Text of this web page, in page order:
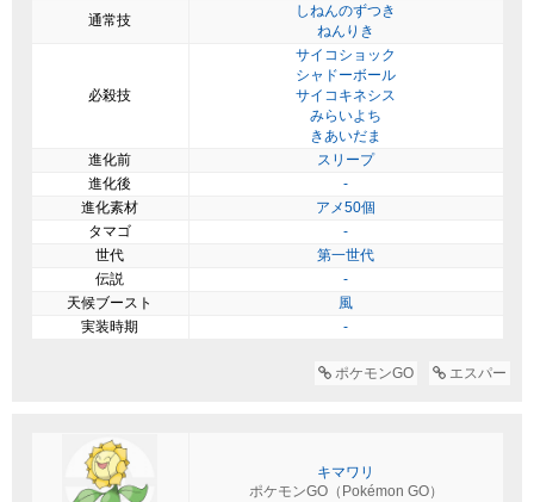
通常技
しねんのずつき
ねんりき
必殺技
サイコショック
シャドーボール
サイコキネシス
みらいよち
きあいだま
進化前
スリープ
進化後
-
進化素材
アメ50個
タマゴ
-
世代
第一世代
伝説
-
天候ブースト
風
実装時期
-
ポケモンGO エスパー
キマワリ
ポケモンGO（Pokémon GO）